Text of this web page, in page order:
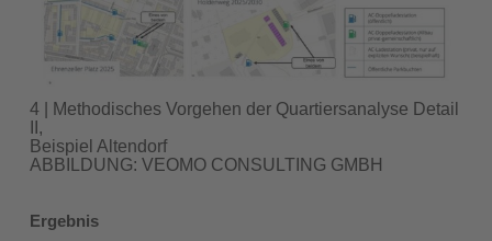
4 | Methodisches Vorgehen der Quartiersanalyse Detail
II,
Beispiel Altendorf
ABBILDUNG: VEOMO CONSULTING GMBH
Ergebnis